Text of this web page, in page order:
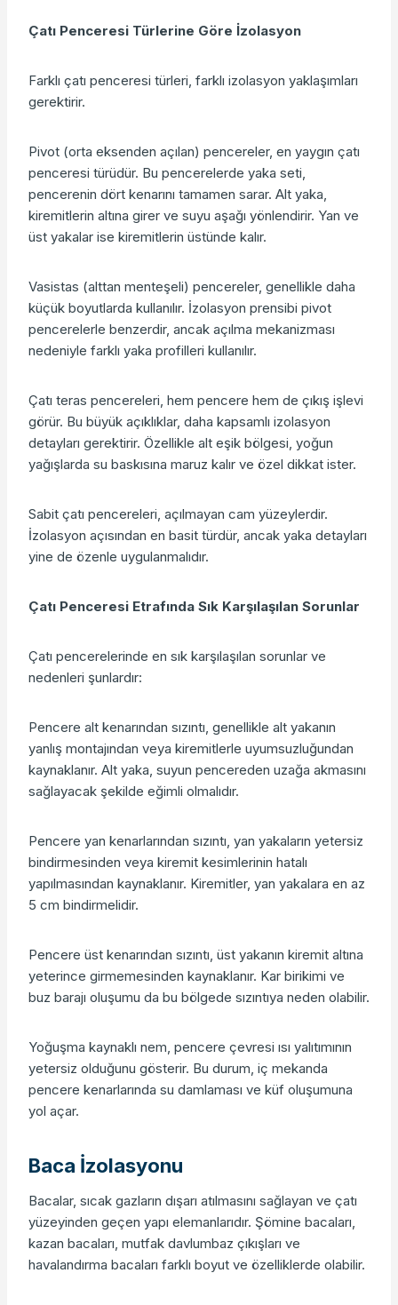
Çatı Penceresi Türlerine Göre İzolasyon
Farklı çatı penceresi türleri, farklı izolasyon yaklaşımları
gerektirir.
Pivot (orta eksenden açılan) pencereler, en yaygın çatı
penceresi türüdür. Bu pencerelerde yaka seti,
pencerenin dört kenarını tamamen sarar. Alt yaka,
kiremitlerin altına girer ve suyu aşağı yönlendirir. Yan ve
üst yakalar ise kiremitlerin üstünde kalır.
Vasistas (alttan menteşeli) pencereler, genellikle daha
küçük boyutlarda kullanılır. İzolasyon prensibi pivot
pencerelerle benzerdir, ancak açılma mekanizması
nedeniyle farklı yaka profilleri kullanılır.
Çatı teras pencereleri, hem pencere hem de çıkış işlevi
görür. Bu büyük açıklıklar, daha kapsamlı izolasyon
detayları gerektirir. Özellikle alt eşik bölgesi, yoğun
yağışlarda su baskısına maruz kalır ve özel dikkat ister.
Sabit çatı pencereleri, açılmayan cam yüzeylerdir.
İzolasyon açısından en basit türdür, ancak yaka detayları
yine de özenle uygulanmalıdır.
Çatı Penceresi Etrafında Sık Karşılaşılan Sorunlar
Çatı pencerelerinde en sık karşılaşılan sorunlar ve
nedenleri şunlardır:
Pencere alt kenarından sızıntı, genellikle alt yakanın
yanlış montajından veya kiremitlerle uyumsuzluğundan
kaynaklanır. Alt yaka, suyun pencereden uzağa akmasını
sağlayacak şekilde eğimli olmalıdır.
Pencere yan kenarlarından sızıntı, yan yakaların yetersiz
bindirmesinden veya kiremit kesimlerinin hatalı
yapılmasından kaynaklanır. Kiremitler, yan yakalara en az
5 cm bindirmelidir.
Pencere üst kenarından sızıntı, üst yakanın kiremit altına
yeterince girmemesinden kaynaklanır. Kar birikimi ve
buz barajı oluşumu da bu bölgede sızıntıya neden olabilir.
Yoğuşma kaynaklı nem, pencere çevresi ısı yalıtımının
yetersiz olduğunu gösterir. Bu durum, iç mekanda
pencere kenarlarında su damlaması ve küf oluşumuna
yol açar.
Baca İzolasyonu
Bacalar, sıcak gazların dışarı atılmasını sağlayan ve çatı
yüzeyinden geçen yapı elemanlarıdır. Şömine bacaları,
kazan bacaları, mutfak davlumbaz çıkışları ve
havalandırma bacaları farklı boyut ve özelliklerde olabilir.